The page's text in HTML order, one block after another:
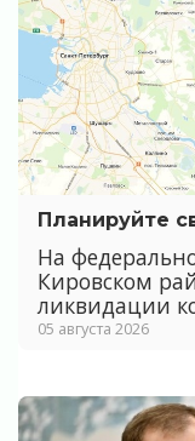
Планируйте
На
Кировском
ликвидации
05 августа 2026